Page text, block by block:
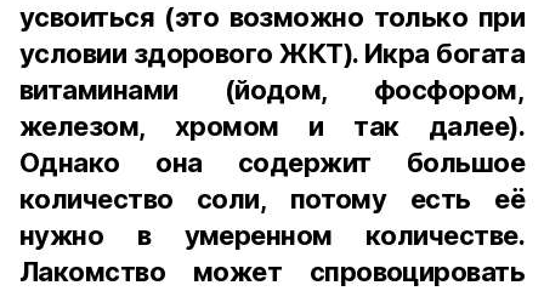
усвоиться (это возможно только при
условии здорового ЖКТ). Икра богата
витаминами (йодом, фосфором,
железом, хромом и так далее).
Однако она содержит большое
количество соли, потому есть её
нужно в умеренном количестве.
Лакомство может спровоцировать